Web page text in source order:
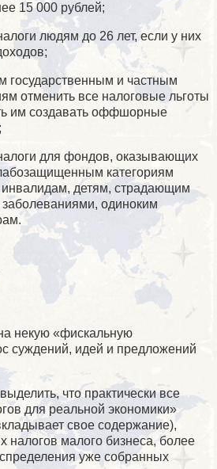
15 000 рублей;
людям до 26 лет, если у них
государственным и частным
отменить все налоговые льготы
им создавать оффшорные
для фондов, оказывающих
категориям
инвалидам, детям, страдающим
одиноким
некую «фискальную
суждений, идей и предложений
что практически все
для реальной экономики»
свое содержание),
налогов малого бизнеса, более
уже собранных